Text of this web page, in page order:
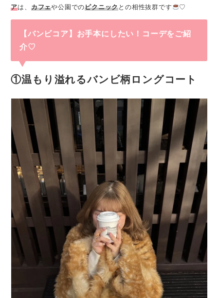
アは、 カフェや公園でのピクニックとの相性抜群です ♡
【バンビコア】お手本にしたい！コーデをご紹
介♡
①温もり溢れるバンビ柄ロングコート